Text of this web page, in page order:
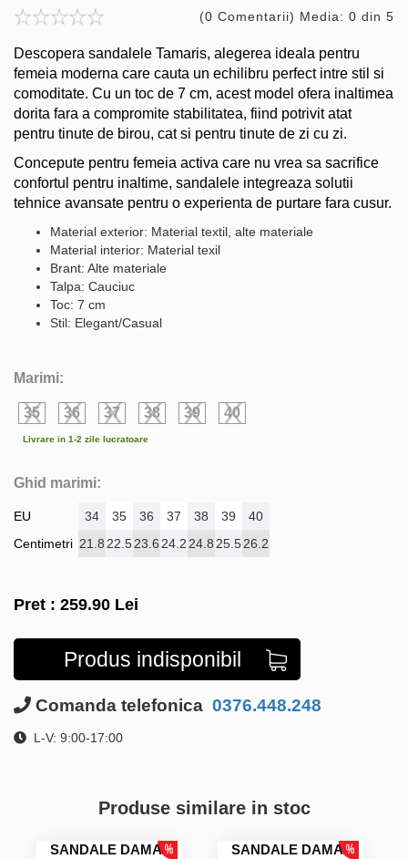
(0 Comentarii) Media: 0 din 5
Descopera sandalele Tamaris, alegerea ideala pentru
femeia moderna care cauta un echilibru perfect intre stil si
comoditate. Cu un toc de 7 cm, acest model ofera inaltimea
dorita fara a compromite stabilitatea, fiind potrivit atat
pentru tinute de birou, cat si pentru tinute de zi cu zi.
Concepute pentru femeia activa care nu vrea sa sacrifice
confortul pentru inaltime, sandalele integreaza solutii
tehnice avansate pentru o experienta de purtare fara cusur.
Material exterior: Material textil, alte materiale
Material interior: Material texil
Brant: Alte materiale
Talpa: Cauciuc
Toc: 7 cm
Stil: Elegant/Casual
Marimi:
35 36 37 38 39 40
Livrare in 1-2 zile lucratoare
Ghid marimi:
EU
Centimetri
34 35 36 37 38 39
40
21.8 22.523.6 24.2 24.8 25.526.2
Pret : 259.90 Lei
Produs indisponibil
Comanda telefonica 0376.448.248
L-V: 9:00-17:00
Produse similare in stoc
SANDALE DAMA
SANDALE DAMA